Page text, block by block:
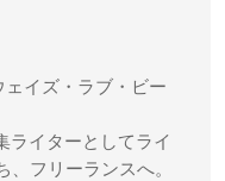
イズ・ラブ・ビー
ライターとしてライ
フリーランスへ。